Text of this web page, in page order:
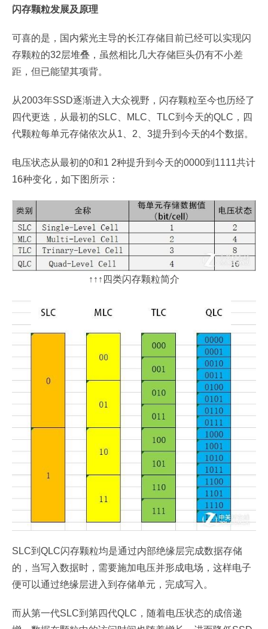
闪存颗粒发展及原理
可喜的是，国内紫光主导的长江存储目前已经可以实现闪
存颗粒的32层堆叠，虽然相比几大存储巨头仍有不小差
距，但已能望其项背。
从2003年SSD逐渐进入大众视野，闪存颗粒至今也历经了
四代更迭，从最初的SLC、MLC、TLC到今天的QLC，四
代颗粒每单元存储依次从1、2、3提升到今天的4个数据。
电压状态从最初的0和1 2种提升到今天的0000到1111共计
16种变化，如下图所示：
↑↑↑四类闪存颗粒简介
SLC到QLC闪存颗粒均是通过内部绝缘层完成数据存储
的，当写入数据时，需要施加电压并形成电场，这样电子
便可以通过绝缘层进入到存储单元，完成写入。
而从第一代SLC到第四代QLC，随着电压状态的成倍递